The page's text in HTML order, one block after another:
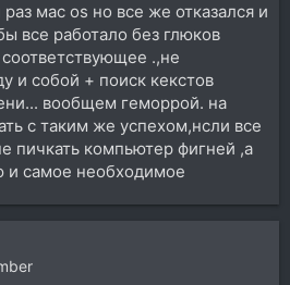
маc оs но все же отказался и
все работало без глюков
.,не
и собой + поиск кекстов
вообщем геморрой. на
с таким же успехом,нсли все
пичкать компьютер фигней ,а
и самое необходимое